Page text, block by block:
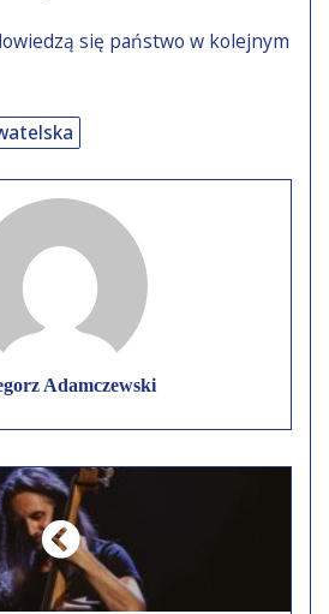
się państwo w kolejnym
Adamczewski